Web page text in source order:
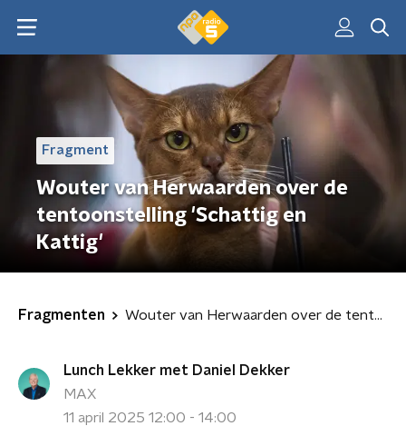
Fragment
Wouter van Herwaarden over de
tentoonstelling 'Schattig en
Kattig'
Fragmenten Wouter van Herwaarden over de tentoonstelling 'Schattig en Kattig'
Lunch Lekker met Daniel Dekker
MAX
11 april 2025 12:00 - 14:00